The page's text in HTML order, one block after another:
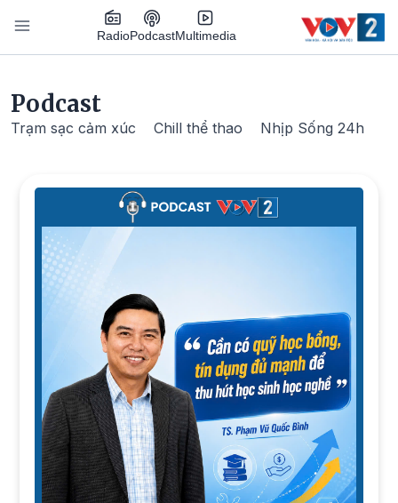
Nhảy đến nội dung
RadioPodcastMultimedia
Podcast
Trạm sạc cảm xúc Chill thể thao Nhịp Sống 24h